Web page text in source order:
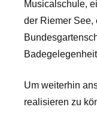
Musicalschule,
der Riemer
Um weiterhin
realisieren zu